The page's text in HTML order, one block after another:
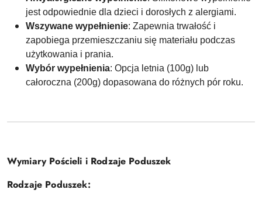
jest odpowiednie dla dzieci i dorosłych z alergiami.
Wszywane wypełnienie: Zapewnia trwałość i
zapobiega przemieszczaniu się materiału podczas
użytkowania i prania.
Wybór wypełnienia: Opcja letnia (100g) lub
całoroczna (200g) dopasowana do różnych pór roku.
Wymiary Pościeli i Rodzaje Poduszek
Rodzaje Poduszek: